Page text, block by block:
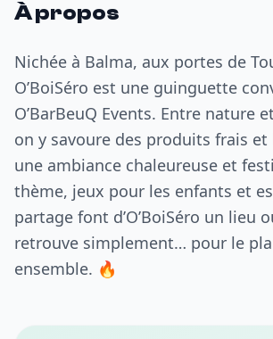
À propos
Nichée à Balma, aux portes de
O’BoiSéro est une guinguette
O’BarBeuQ Events. Entre nature
on y savoure des produits frais et
une ambiance chaleureuse et
thème, jeux pour les enfants et
partage font d’O’BoiSéro un lieu
retrouve simplement… pour le
ensemble. 🔥